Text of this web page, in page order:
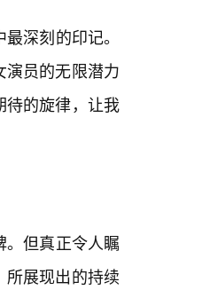
深刻的印记。
员的无限潜力
待的旋律，让我
但真正令人瞩
展现出的持续